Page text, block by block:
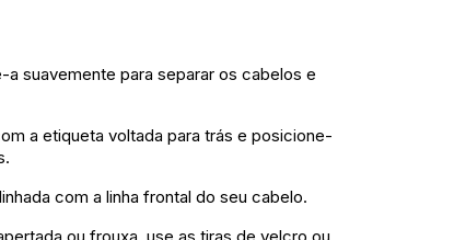
suavemente para separar os cabelos e
a etiqueta voltada para trás e posicione-
com a linha frontal do seu cabelo.